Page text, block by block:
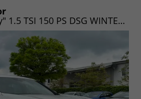
"25th Anniversary" 1.5 TSI 150 PS DSG WINTER|KAM|ASSIST|PARK|5JGARAN|VOLL-LED|UVM. (Vorlauf 06.08.2026)